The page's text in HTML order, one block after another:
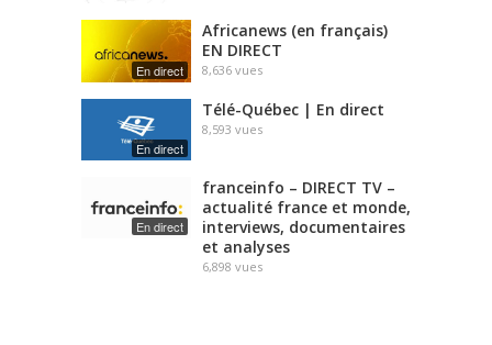
En direct
Africanews (en français)
EN DIRECT
8,636 vues
En direct
Télé-Québec | En direct
8,593 vues
En direct
franceinfo – DIRECT TV –
actualité france et monde,
interviews, documentaires
et analyses
6,898 vues